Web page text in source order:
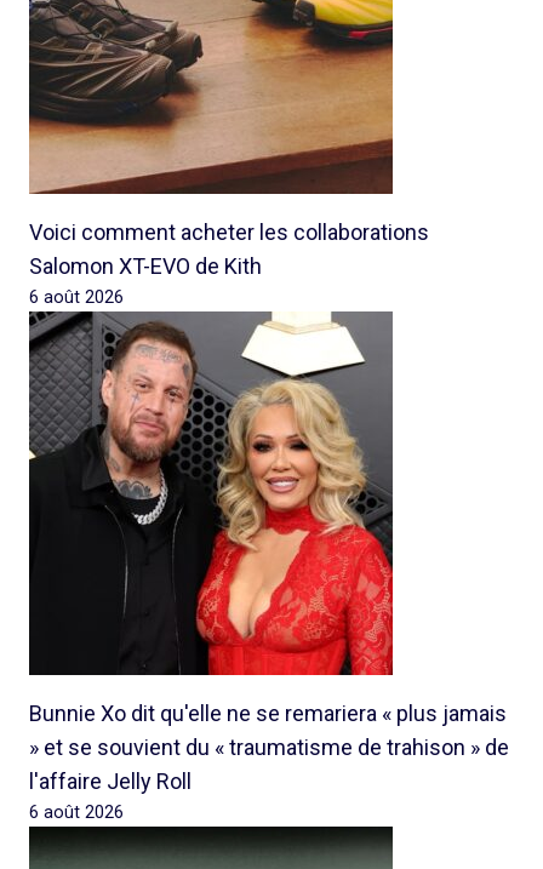
Voici comment acheter les collaborations
Salomon XT-EVO de Kith
6 août 2026
Bunnie Xo dit qu'elle ne se remariera « plus jamais
» et se souvient du « traumatisme de trahison » de
l'affaire Jelly Roll
6 août 2026